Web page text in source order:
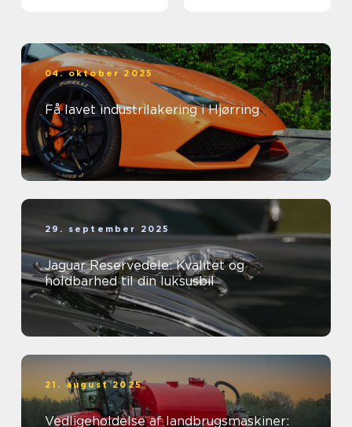
04. oktober 2025
Få lavet industrilakering i Hjørring
29. september 2025
Jaguar Reservedele: Kvalitet og
holdbarhed til din luksusbil
21. august 2025
Vedligeholdelse af landbrugsmaskiner: